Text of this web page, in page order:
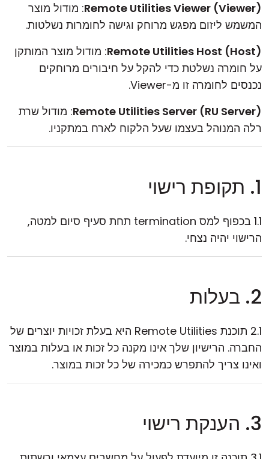
Remote Utilities Viewer (Viewer): מודול מוצר
המשמש ליזום מפגש מרוחק וגישה לחומרות נשלטות.
Remote Utilities Host (Host): מודול מוצר המותקן
על חומרה נשלטת כדי להקל על חיבורים מרוחקים
נכנסים לחומרה זו מ-Viewer.
Remote Utilities Server (RU Server): מודול שרת
רלה המנוהל בעצמו שעל הלקוח לארח במתקניו.
1. תקופת רישוי
1.1 בכפוף למס termination תחת סעיף סיום למטה,
הרישוי יהיה נצחי.
2. בעלות
2.1 תוכנת Remote Utilities היא בעלת זכויות יוצרים של
החברה. הרישיון שלך אינו מקנה כל זכות או בעלות במוצר
ואינו צריך להתפרש כמכירה של כל זכות במוצר.
3. הענקת רישוי